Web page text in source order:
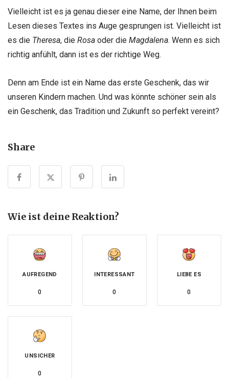
Vielleicht ist es ja genau dieser eine Name, der Ihnen beim
Lesen dieses Textes ins Auge gesprungen ist. Vielleicht ist
es die Theresa, die Rosa oder die Magdalena. Wenn es sich
richtig anfühlt, dann ist es der richtige Weg.
Denn am Ende ist ein Name das erste Geschenk, das wir
unseren Kindern machen. Und was könnte schöner sein als
ein Geschenk, das Tradition und Zukunft so perfekt vereint?
Share
Wie ist deine Reaktion?
AUFREGEND
0
INTERESSANT
0
LIEBE ES
0
UNSICHER
0